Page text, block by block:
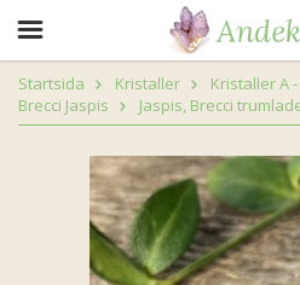
Startsida Kristaller Kristaller A -
Brecci Jaspis
Jaspis, Brecci